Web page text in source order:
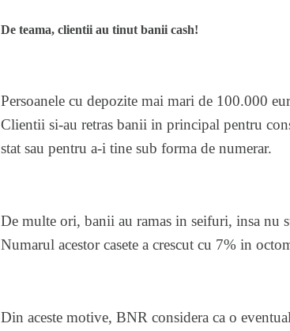
De teama, clientii au tinut banii cash!
Persoanele cu depozite mai mari de 100.000
Clientii si-au retras banii in principal pentru
stat sau pentru a-i tine sub forma de numerar.
De multe ori, banii au ramas in seifuri, insa nu
Numarul acestor casete a crescut cu 7% in
Din aceste motive, BNR considera ca o